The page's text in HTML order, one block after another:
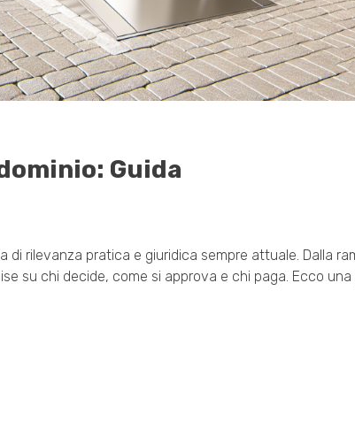
Guida
rilevanza pratica e giuridica sempre attuale. Dalla
su chi decide, come si approva e chi paga. Ecco